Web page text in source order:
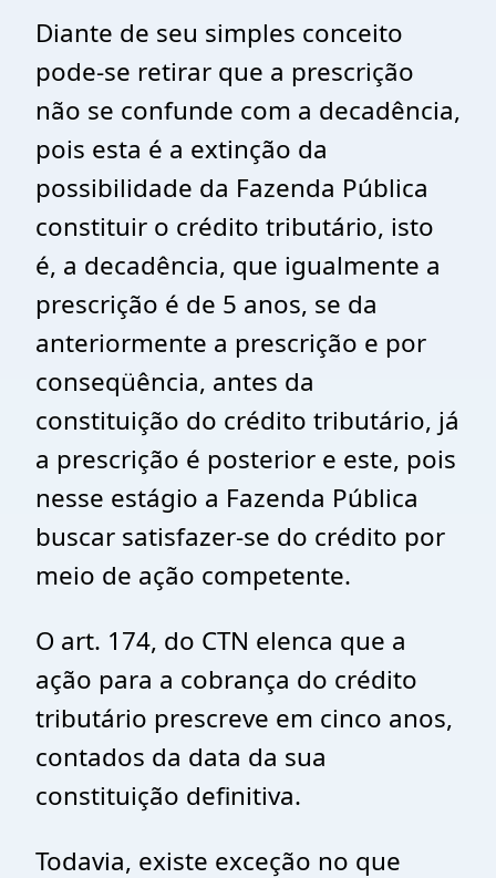
Diante de seu simples conceito
pode-se retirar que a prescrição
não se confunde com a decadência,
pois esta é a extinção da
possibilidade da Fazenda Pública
constituir o crédito tributário, isto
é, a decadência, que igualmente a
prescrição é de 5 anos, se da
anteriormente a prescrição e por
conseqüência, antes da
constituição do crédito tributário, já
a prescrição é posterior e este, pois
nesse estágio a Fazenda Pública
buscar satisfazer-se do crédito por
meio de ação competente.
O art. 174, do CTN elenca que a
ação para a cobrança do crédito
tributário prescreve em cinco anos,
contados da data da sua
constituição definitiva.
Todavia, existe exceção no que